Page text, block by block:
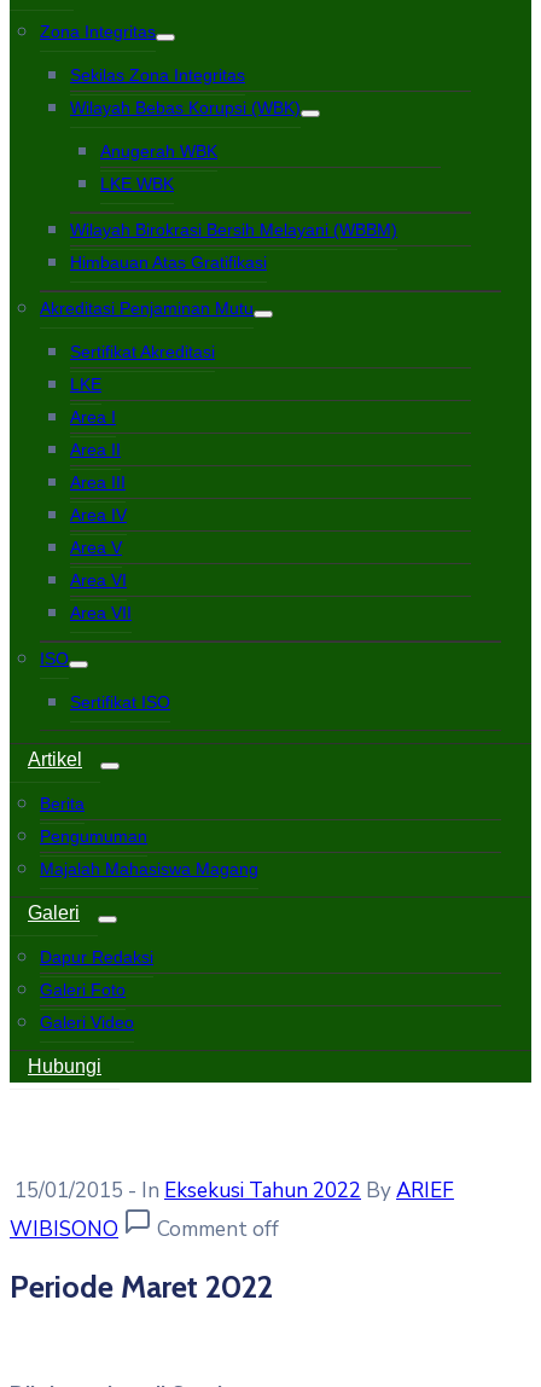
Zona Integritas
Sekilas Zona Integritas
Wilayah Bebas Korupsi (WBK)
Anugerah WBK
LKE WBK
Wilayah Birokrasi Bersih Melayani (WBBM)
Himbauan Atas Gratifikasi
Akreditasi Penjaminan Mutu
Sertifikat Akreditasi
LKE
Area I
Area II
Area III
Area IV
Area V
Area VI
Area VII
ISO
Sertifikat ISO
Artikel
Berita
Pengumuman
Majalah Mahasiswa Magang
Galeri
Dapur Redaksi
Galeri Foto
Galeri Video
Hubungi
15/01/2015 - In Eksekusi Tahun 2022 ByARIEF
WIBISONO
Comment off
Periode Maret 2022